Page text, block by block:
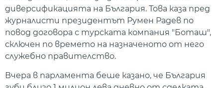
диверсификацията на България. Това каза пред
журналисти президентът Румен Радев по
повод договора с турската компания "Боташ",
сключен по времето на назначеното от него
служебно правителство.
Вчера в парламента беше казано, че България